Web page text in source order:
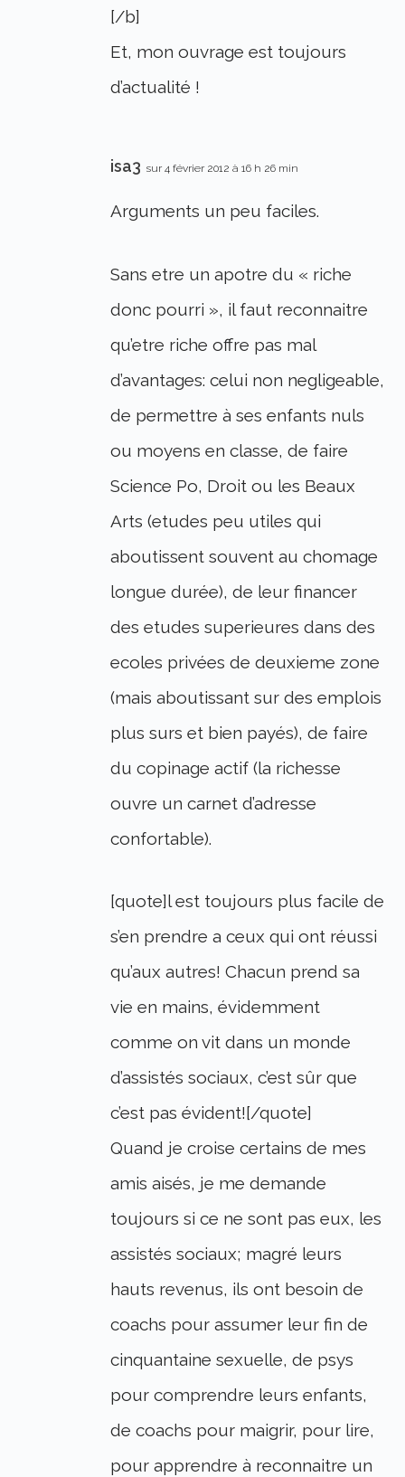
[/b]
Et, mon ouvrage est toujours
d’actualité !
isa3 sur 4 février 2012 à 16 h 26 min
Arguments un peu faciles.
Sans etre un apotre du « riche
donc pourri », il faut reconnaitre
qu’etre riche offre pas mal
d’avantages: celui non negligeable,
de permettre à ses enfants nuls
ou moyens en classe, de faire
Science Po, Droit ou les Beaux
Arts (etudes peu utiles qui
aboutissent souvent au chomage
longue durée), de leur financer
des etudes superieures dans des
ecoles privées de deuxieme zone
(mais aboutissant sur des emplois
plus surs et bien payés), de faire
du copinage actif (la richesse
ouvre un carnet d’adresse
confortable).
[quote]l est toujours plus facile de
s’en prendre a ceux qui ont réussi
qu’aux autres! Chacun prend sa
vie en mains, évidemment
comme on vit dans un monde
d’assistés sociaux, c’est sûr que
c’est pas évident![/quote]
Quand je croise certains de mes
amis aisés, je me demande
toujours si ce ne sont pas eux, les
assistés sociaux; magré leurs
hauts revenus, ils ont besoin de
coachs pour assumer leur fin de
cinquantaine sexuelle, de psys
pour comprendre leurs enfants,
de coachs pour maigrir, pour lire,
pour apprendre à reconnaitre un